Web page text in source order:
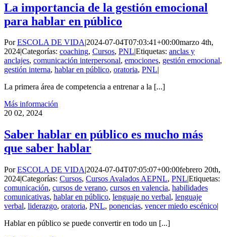
La importancia de la gestión emocional
para hablar en público
PorESCOLA DE VIDA|2024-07-04T07:03:41+00:00marzo 4th,
2024|Categorías: coaching, Cursos, PNL|Etiquetas: anclas y
anclajes, comunicación interpersonal, emociones, gestión emocional,
gestión interna, hablar en público, oratoria, PNL|
La primera área de competencia a entrenar a la [...]
Más información
20 02, 2024
Saber hablar en público es mucho más
que saber hablar
PorESCOLA DE VIDA|2024-07-04T07:05:07+00:00febrero 20th,
2024|Categorías: Cursos, Cursos Avalados AEPNL, PNL|Etiquetas:
comunicación, cursos de verano, cursos en valencia, habilidades
comunicativas, hablar en público, lenguaje no verbal, lenguaje
verbal, liderazgo, oratoria, PNL, ponencias, vencer miedo escénico|
Hablar en público se puede convertir en todo un [...]